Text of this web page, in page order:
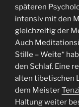
späteren
intensiv mit den
gleichzeitig der
Auch
Stille – Weite“
den Schlaf. Eine
alten tibetischen
dem Meister
Haltung weiter